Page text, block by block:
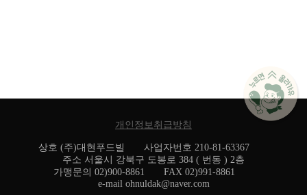
개인정보취급방침
상호 (주)대현푸드빌 사업자번호 210-81-63367
주소 서울시 강북구 도봉로 384 ( 번동 ) 2층
가맹문의 02)900-8861 FAX 02)991-8861
e-mail ohnuldak@naver.com